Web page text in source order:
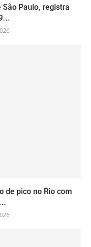
Paulo, registra
de pico no Rio com